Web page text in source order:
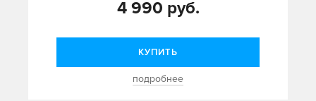
4 990 руб.
КУПИТЬ
подробнее